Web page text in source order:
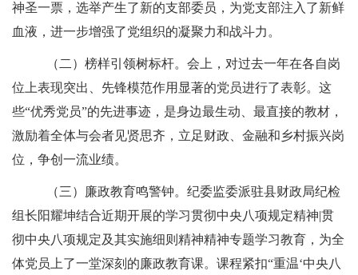
神圣一票，选举产生了新的支部委员，为党支部注入了新鲜
血液，进一步增强了党组织的凝聚力和战斗力。
（ 二 ） 榜样引领树标杆。 会上，对过去一年在各自岗
位上表现突出、先锋模范作用显著的党员进行了表彰。这
些“优秀党员”的先进事迹，是身边最生动、最直接的教材，
激励着全体与会者见贤思齐，立足财政、金融和乡村振兴岗
位，争创一流业绩。
（三） 廉政教育鸣警钟。 纪委监委派驻县财政局纪检
组长阳耀坤结合近期开展的学习贯彻中央八项规定精神|贯
彻中央八项规定及其实施细则精神精神专题学习教育，为全
体党员上了一堂深刻的廉政教育课。课程紧扣“重温‘中央八